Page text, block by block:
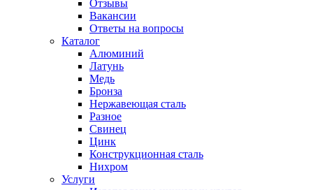
Отзывы
Вакансии
Ответы на вопросы
Каталог
Алюминий
Латунь
Медь
Бронза
Нержавеющая сталь
Разное
Свинец
Цинк
Конструкционная сталь
Нихром
Услуги